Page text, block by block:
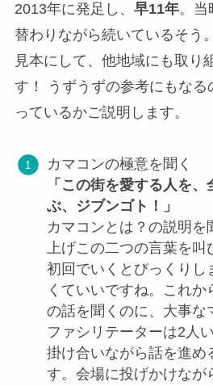
2013年に発足し、 早11年。当
替わりながら続いているそう
見本にして、他地域にも取り
す！ うずうずの参考にもなる
っているかご説明します。
カマコンの極意を聞く
「この街を愛する人を
ぶ、ジブンゴト！」
カマコンとは？の説明を
上げこの二つの言葉を叫
初回でいくとびっくりし
くていいですね。これか
の話を聞くのに、大事な
ファシリテーターは2人
掛け合いながら話を進め
す。会場に投げかけなが